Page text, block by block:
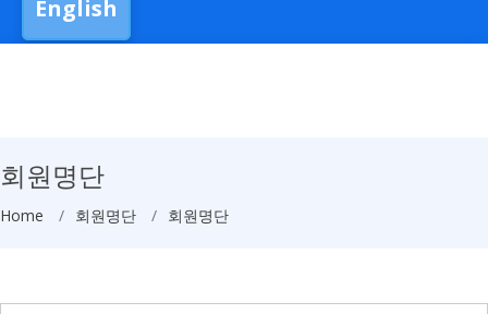
English
회원명단
Home 회원명단 회원명단